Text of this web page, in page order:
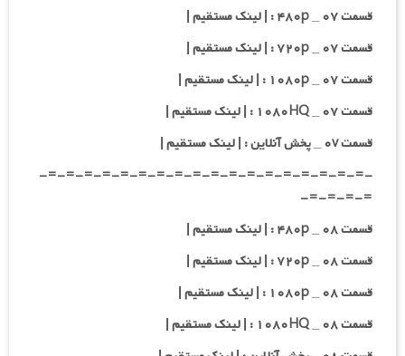
قسمت ۰۷ _ ۴۸۰p : | لینک مستقیم |
قسمت ۰۷ _ ۷۲۰p : | لینک مستقیم |
قسمت ۰۷ _ ۱۰۸۰p : | لینک مستقیم |
قسمت ۰۷ _ ۱۰۸۰HQ : | لینک مستقیم |
قسمت ۰v _ پخش آنلاین : | لینک مستقیم |
-=-=-=-=-=-=-=-=-=-=-=-=-=-=-=-=-=-=-
=-=-=-=-
قسمت ۰۸ _ ۴۸۰p : | لینک مستقیم |
قسمت ۰۸ _ ۷۲۰p : | لینک مستقیم |
قسمت ۰۸ _ ۱۰۸۰p : | لینک مستقیم |
قسمت ۰۸ _ ۱۰۸۰HQ : | لینک مستقیم |